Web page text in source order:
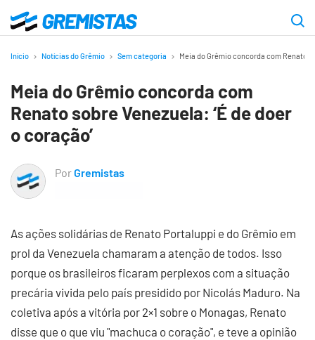
para
principal
Gremistas
Início Notícias do Grêmio Sem categoria Meia do Grêmio concorda com Renato
Meia do Grêmio concorda com
Renato sobre Venezuela: ‘É de doer
o coração’
PorGremistas
As ações solidárias de Renato Portaluppi e do Grêmio em
prol da Venezuela chamaram a atenção de todos. Isso
porque os brasileiros ficaram perplexos com a situação
precária vivida pelo país presidido por Nicolás Maduro. Na
coletiva após a vitória por 2×1 sobre o Monagas, Renato
disse que o que viu "machuca o coração", e teve a opinião